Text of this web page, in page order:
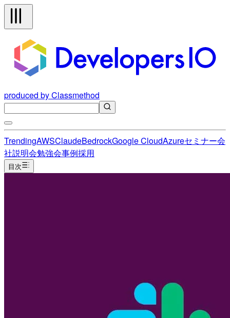
produced by Classmethod
TrendingAWSClaudeBedrockGoogle CloudAzureセミナー会
社説明会勉強会事例採用
目次